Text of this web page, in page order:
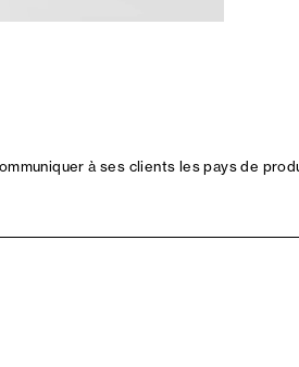
à ses clients les pays de